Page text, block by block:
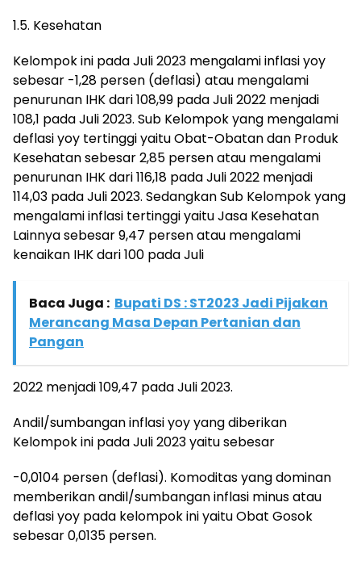
1.5. Kesehatan
Kelompok ini pada Juli 2023 mengalami inflasi yoy
sebesar -1,28 persen (deflasi) atau mengalami
penurunan IHK dari 108,99 pada Juli 2022 menjadi
108,1 pada Juli 2023. Sub Kelompok yang mengalami
deflasi yoy tertinggi yaitu Obat-Obatan dan Produk
Kesehatan sebesar 2,85 persen atau mengalami
penurunan IHK dari 116,18 pada Juli 2022 menjadi
114,03 pada Juli 2023. Sedangkan Sub Kelompok yang
mengalami inflasi tertinggi yaitu Jasa Kesehatan
Lainnya sebesar 9,47 persen atau mengalami
kenaikan IHK dari 100 pada Juli
Baca Juga : Bupati DS : ST2023 Jadi Pijakan
Merancang Masa Depan Pertanian dan
Pangan
2022 menjadi 109,47 pada Juli 2023.
Andil/sumbangan inflasi yoy yang diberikan
Kelompok ini pada Juli 2023 yaitu sebesar
-0,0104 persen (deflasi). Komoditas yang dominan
memberikan andil/sumbangan inflasi minus atau
deflasi yoy pada kelompok ini yaitu Obat Gosok
sebesar 0,0135 persen.